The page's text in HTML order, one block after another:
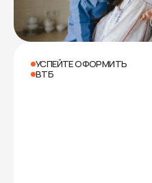
УСПЕЙТЕ ОФОРМИТЬ
ВТБ